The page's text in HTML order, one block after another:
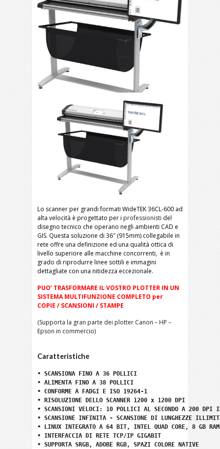
Lo scanner per grandi formati WideTEK 36CL-600 ad
alta velocità è progettato per i professionisti del
disegno tecnico che operano negli ambienti CAD e
GIS. Questa soluzione di 36″ (915mm) collegabile in
rete offre una definizione ed una qualità ottica di
livello superiore alle macchine concorrenti, è in
grado di riprodurre linee sottili e immagini
dettagliate con una nitidezza eccezionale.
PUO’ TRASFORMARE IL VOSTRO PLOTTER IN UN
SISTEMA MULTIFUNZIONE COMPLETO per
COPIE / SCANSIONI / STAMPE
(Supporta la gran parte dei plotter Canon – HP –
Epson in commercio)
Caratteristiche
• SCANSIONA FINO A 36 POLLICI
• ALIMENTA FINO A 38 POLLICI
• CONFORME A FADGI E ISO 19264-1
• RISOLUZIONE DELLO SCANNER 1200 x 1200 DPI
• SCANSIONI VELOCI: 10 POLLICI AL SECONDO A 200 DPI
• SCANSIONE INFINITA - SCANSIONE DI LUNGHEZZE
• LINUX INTEGRATO A 64 BIT, INTEL QUAD CORE, 8 GB
• INTERFACCIA DI RETE TCP/IP GIGABIT
• SUPPORTA SRGB, ADOBE RGB, SPAZI COLORE NATIVE